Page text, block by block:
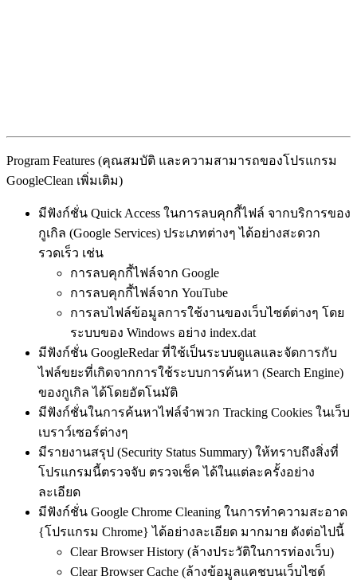
Program Features (คุณสมบัติ และความสามารถของโปรแกรม
GoogleClean เพิ่มเติม)
มีฟังก์ชั่น Quick Access ในการลบคุกกี้ไฟล์ จากบริการของ
กูเกิล (Google Services) ประเภทต่างๆ ได้อย่างสะดวก
รวดเร็ว เช่น
การลบคุกกี้ไฟล์จาก Google
การลบคุกกี้ไฟล์จาก YouTube
การลบไฟล์ข้อมูลการใช้งานของเว็บไซต์ต่างๆ โดย
ระบบของ Windows อย่าง index.dat
มีฟังก์ชั่น GoogleRedar ที่ใช้เป็นระบบดูแลและจัดการกับ
ไฟล์ขยะที่เกิดจากการใช้ระบบการค้นหา (Search Engine)
ของกูเกิล ได้โดยอัตโนมัติ
มีฟังก์ชั่นในการค้นหาไฟล์จำพวก Tracking Cookies ในเว็บ
เบราว์เซอร์ต่างๆ
มีรายงานสรุป (Security Status Summary) ให้ทราบถึงสิ่งที่
โปรแกรมนี้ตรวจจับ ตรวจเช็ค ได้ในแต่ละครั้งอย่าง
ละเอียด
มีฟังก์ชั่น Google Chrome Cleaning ในการทำความสะอาด
{โปรแกรม Chrome} ได้อย่างละเอียด มากมาย ดังต่อไปนี้
Clear Browser History (ล้างประวัติในการท่องเว็บ)
Clear Browser Cache (ล้างข้อมูลแคชบนเว็บไซต์